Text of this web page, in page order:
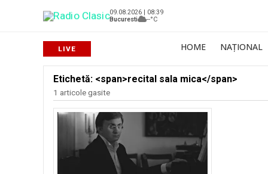
09.08.2026 | 08:39
Bucuresti
--°C
HOME NAȚIONAL
Etichetă: <span>recital sala mica</span>
1 articole gasite